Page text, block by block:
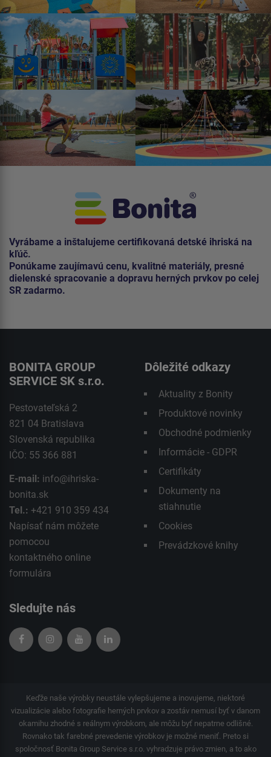
Vyrábame a inštalujeme certifikovaná detské ihriská na
kľúč.
Ponúkame zaujímavú cenu, kvalitné materiály, presné
dielenské spracovanie a dopravu herných prvkov po celej
SR zadarmo.
BONITA GROUP
SERVICE SK s.r.o.
Pestovateľská 2
821 04 Bratislava
Slovenská republika
IČO: 55 366 881
E-mail: info@ihriska-
bonita.sk
Tel.: +421 910 359 434
Napísať nám môžete
pomocou
kontaktného online
formulára
Dôležité odkazy
Aktuality z Bonity
Produktové novinky
Obchodné podmienky
Informácie - GDPR
Certifikáty
Dokumenty na
stiahnutie
Cookies
Prevádzkové knihy
Sledujte nás
Keďže naše výrobky neustále vylepšujeme a inovujeme, niektoré
vizualizácie alebo fotografie herných prvkov a zostáv nemusí byť v danom
okamihu zhodné s reálnym výrobkom, ale môžu byť nepatrne odlišné.
Rovnako tak farebné prevedenie výrobkov je možné meniť. Preto si
spoločnosť Bonita Group Service s.r.o. vyhradzuje právo zmien, a to ako